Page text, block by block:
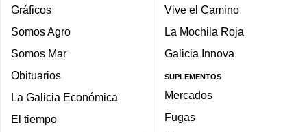
Gráficos
Somos Agro
Somos Mar
Obituarios
La Galicia Económica
El tiempo
Vive el Camino
La Mochila Roja
Galicia Innova
SUPLEMENTOS
Mercados
Fugas